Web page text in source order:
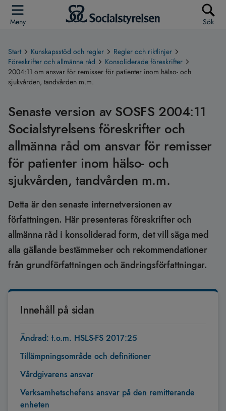
Meny Sök
Start Kunskapsstöd och regler
Regler och riktlinjer
Föreskrifter och allmänna råd
Konsoliderade föreskrifter
2004:11 om ansvar för remisser för patienter inom hälso- och
sjukvården, tandvården m.m.
Senaste version av SOSFS 2004:11
Socialstyrelsens föreskrifter och
allmänna råd om ansvar för remisser
för patienter inom hälso- och
sjukvården, tandvården m.m.
Detta är den senaste internetversionen av
författningen. Här presenteras föreskrifter och
allmänna råd i konsoliderad form, det vill säga med
alla gällande bestämmelser och rekommendationer
från grundförfattningen och ändringsförfattningar.
Innehåll på sidan
Ändrad: t.o.m. HSLS-FS 2017:25
Tillämpningsområde och definitioner
Vårdgivarens ansvar
Verksamhetschefens ansvar på den remitterande
enheten